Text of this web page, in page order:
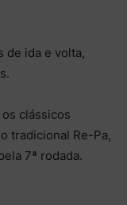
de ida e volta,
clássicos
tradicional Re-Pa,
7ª rodada.